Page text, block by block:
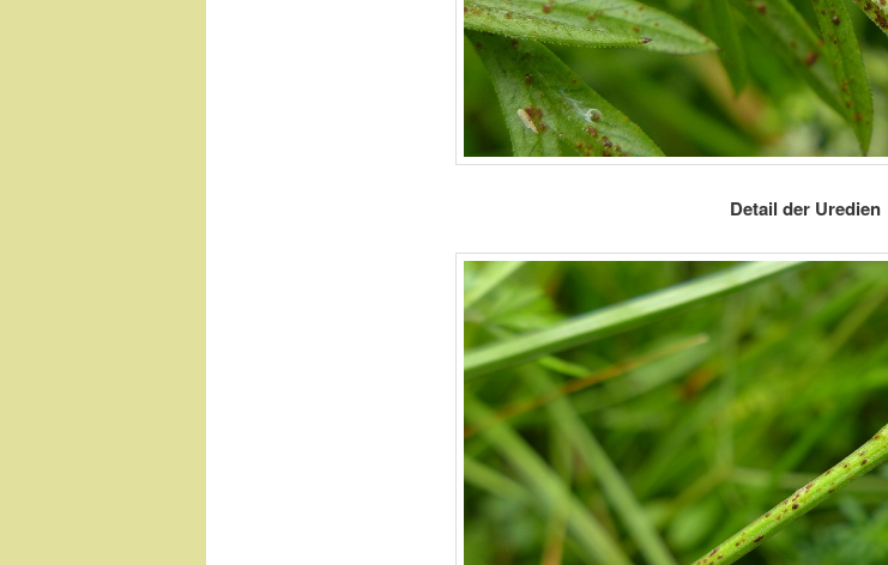
Detail der Uredien